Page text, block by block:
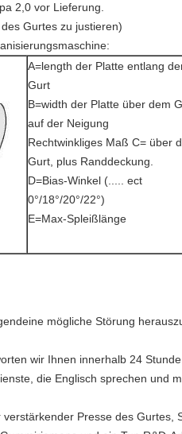
2,0 vor Lieferung.
Gurtes zu justieren)
A=length der Platte entlang
Gurt
B=width der Platte über dem
auf der Neigung
Rechtwinkliges Maß C= über
Gurt, plus Randdeckung.
D=Bias-Winkel (..... ect
0°/18°/20°/22°)
E=Max-Spleißlänge
mögliche Störung
wir Ihnen innerhalb 24 Stunde.
die Englisch sprechen und
Presse des Gurtes,